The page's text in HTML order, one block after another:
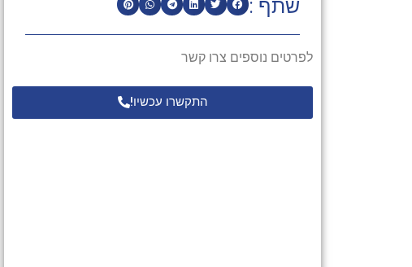
שתף :
לפרטים נוספים צרו קשר
התקשרו עכשיו!